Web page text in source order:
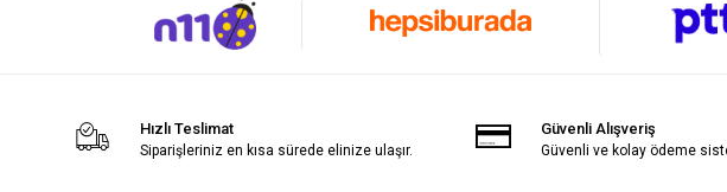
Hızlı Teslimat
Siparişleriniz en kısa sürede elinize ulaşır.
Güvenli Alışveriş
Güvenli ve kolay ödeme